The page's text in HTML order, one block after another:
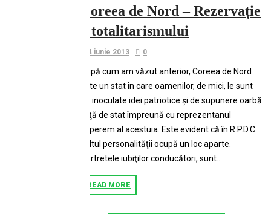
Coreea de Nord – Rezervație
a totalitarismului
4 iunie 2013 0
După cum am văzut anterior, Coreea de Nord
este un stat în care oamenilor, de mici, le sunt
de inoculate idei patriotice şi de supunere oarbă
faţă de stat împreună cu reprezentanul
superem al acestuia. Este evident că în R.P.D.C
cultul personalităţii ocupă un loc aparte.
Portretele iubiţilor conducători, sunt...
READ MORE